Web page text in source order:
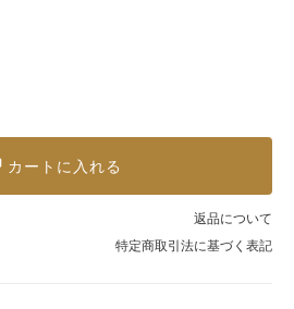
カートに入れる
返品について
特定商取引法に基づく表記